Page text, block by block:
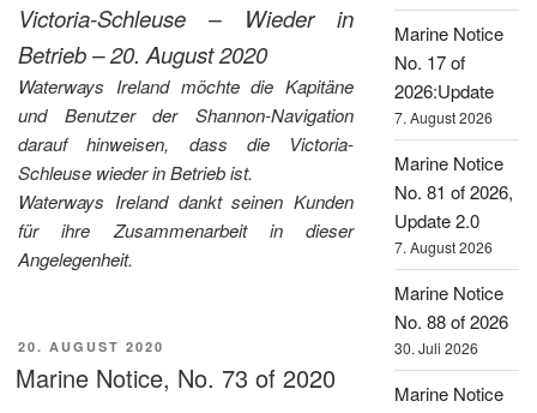
Victoria-Schleuse – Wieder in
Betrieb – 20. August 2020
Waterways Ireland möchte die Kapitäne
und Benutzer der Shannon-Navigation
darauf hinweisen, dass die Victoria-
Schleuse wieder in Betrieb ist.
Waterways Ireland dankt seinen Kunden
für ihre Zusammenarbeit in dieser
Angelegenheit.
VERÖFFENTLICHT
AM
20. AUGUST 2020
Marine Notice, No. 73 of 2020
Marine Notice
No. 17 of
2026:Update
7. August 2026
Marine Notice
No. 81 of 2026,
Update 2.0
7. August 2026
Marine Notice
No. 88 of 2026
30. Juli 2026
Marine Notice